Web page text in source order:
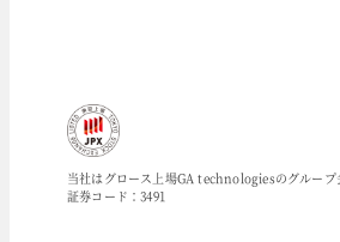
当社はグロース上場GA technologiesのグループ
証券コード：3491